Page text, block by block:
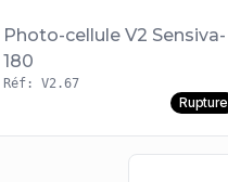
Photo-cellule V2 Sensiva-
180
Réf: V2.67
Rupture